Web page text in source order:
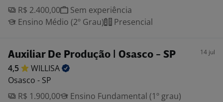
R$ 2.400,00
Sem experiência
Ensino Médio (2º Grau)
Presencial
Auxiliar De Produção | Osasco - SP 14 jul
4,5
WILLISA
Osasco - SP
R$ 1.900,00
Ensino Fundamental (1º grau)